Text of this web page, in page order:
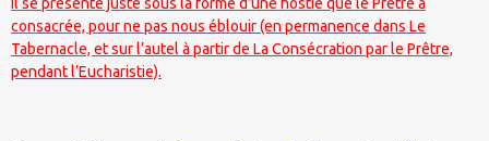
consacrée, pour ne pas nous éblouir (en permanence dans Le
Tabernacle, et sur l’autel à partir de La Consécration par le Prêtre,
pendant l’Eucharistie).